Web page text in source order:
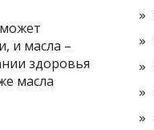
и масла –
здоровья
масла